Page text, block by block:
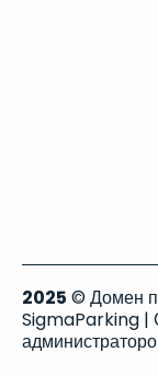
2025 © Домен
SigmaParking |